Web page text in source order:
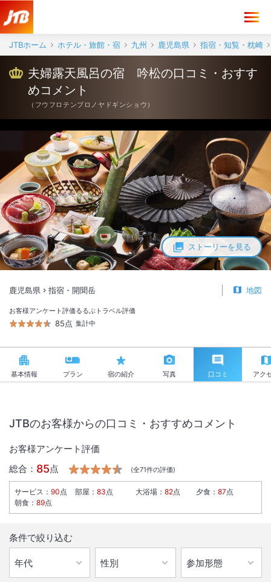
JTBホーム ホテル・旅館・宿 九州 鹿児島県 指宿・知覧・枕崎
ストーリーを見る
夫婦露天風呂の宿 吟松の口コミ・おすす
めコメント
（ フウフロテンブロノヤドギンショウ ）
鹿児島県 指宿・開聞岳 地図
お客様アンケート評価
85点
るるぶトラベル評価
集計中
基本情報 プラン 宿の紹介 写真 口コミ アク
JTBのお客様からの口コミ・おすすめコメント
お客様アンケート評価
総合： 85点 (全71件の評価)
サービス ： 90点 部屋 ： 83点 大浴場 ： 82点 夕食 ： 87点
朝食 ： 89点
条件で絞り込む